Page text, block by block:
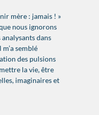
mère : jamais ! »
nous ignorons
dans
semblé
des pulsions
la vie, être
imaginaires et